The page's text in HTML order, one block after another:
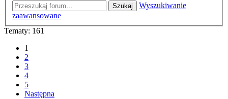
Szukaj
Wyszukiwanie
zaawansowane
Tematy: 161
1
2
3
4
5
Następna